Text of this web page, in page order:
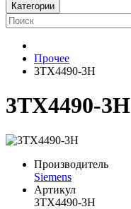
Категории
Прочее
3TX4490-3H
3TX4490-3H
Производитель
Siemens
Артикул
3TX4490-3H